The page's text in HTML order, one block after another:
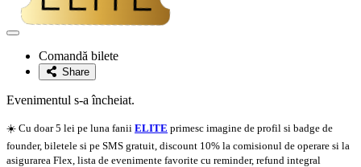
Adaugă
favoriteComandă bilete
Share
Evenimentul s-a încheiat.
☀️ Cu doar 5 lei pe luna fanii ELITE primesc imagine de profil si badge de
founder, biletele si pe SMS gratuit, discount 10% la comisionul de operare si la
asigurarea Flex, lista de evenimente favorite cu reminder, refund integral